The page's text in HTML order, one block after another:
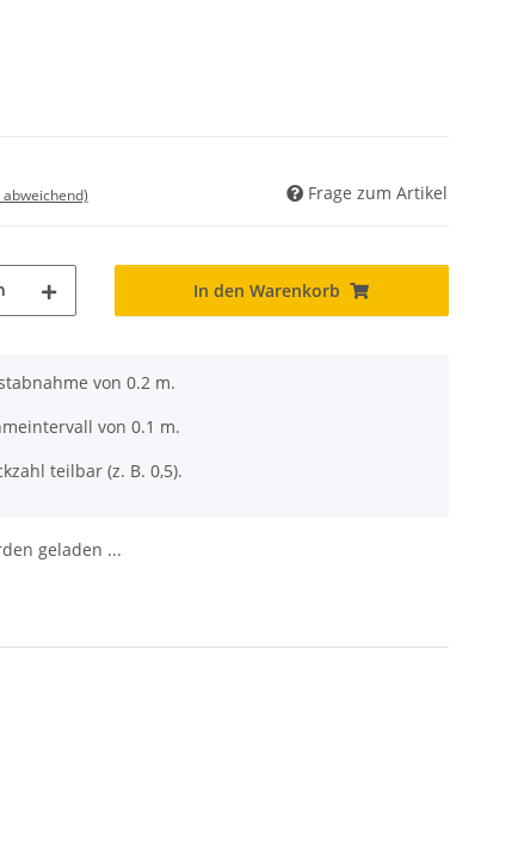
Frage zum Artikel
In den Warenkorb
von 0.2 m.
von 0.1 m.
teilbar (z. B. 0,5).
geladen ...